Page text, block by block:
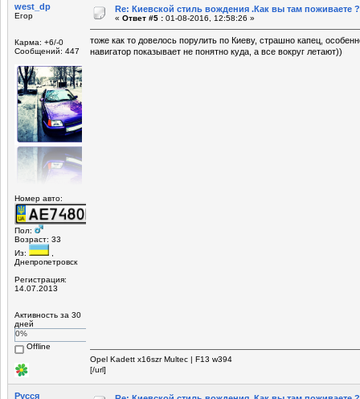
west_dp
Егор
Карма: +6/-0
Сообщений: 447
Номер авто:
Пол:
Возраст: 33
Из:
,
Днепропетровск
Регистрация:
14.07.2013
Активность за 30
дней
0%
Offline
Re: Киевской стиль вождения .Как вы там поживаете ?
« Ответ #5 : 01-08-2016, 12:58:26 »
тоже как то довелось порулить по Киеву, страшно капец,
навигатор показывает не понятно куда, а все вокруг летают))
Opel Kadett x16szr Multec | F13 w394
[/url]
Русся